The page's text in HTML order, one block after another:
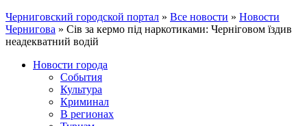
Черниговский городской портал » Все новости » Новости
Чернигова » Сів за кермо під наркотиками: Черніговом їздив
неадекватний водій
Новости города
События
Культура
Криминал
В регионах